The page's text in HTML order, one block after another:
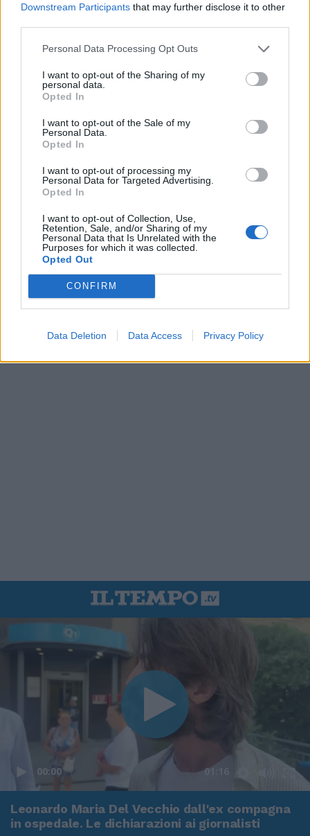
Downstream Participants that may further disclose it to other
Personal Data Processing Opt Outs
I want to opt-out of the Sharing of my
personal data.
Opted In
I want to opt-out of the Sale of my
Personal Data.
Opted In
I want to opt-out of processing my
Personal Data for Targeted Advertising.
Opted In
I want to opt-out of Collection, Use,
Retention, Sale, and/or Sharing of my
Personal Data that Is Unrelated with the
Purposes for which it was collected.
Opted Out
CONFIRM
Data Deletion Data Access Privacy Policy
00:00 01:16
Leonardo Maria Del Vecchio dall'ex compagna
in ospedale. Le dichiarazioni ai giornalisti